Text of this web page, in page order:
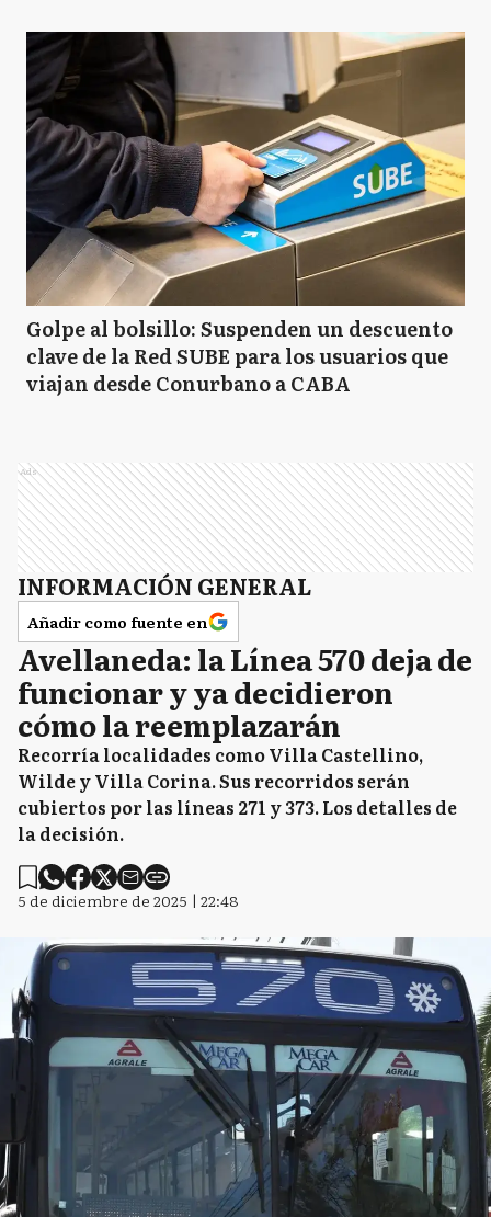
Golpe al bolsillo: Suspenden un descuento
clave de la Red SUBE para los usuarios que
viajan desde Conurbano a CABA
Ads
INFORMACIÓN GENERAL
Añadir como fuente en
Avellaneda: la Línea 570 deja de
funcionar y ya decidieron
cómo la reemplazarán
Recorría localidades como Villa Castellino,
Wilde y Villa Corina. Sus recorridos serán
cubiertos por las líneas 271 y 373. Los detalles de
la decisión.
5 de diciembre de 2025 | 22:48